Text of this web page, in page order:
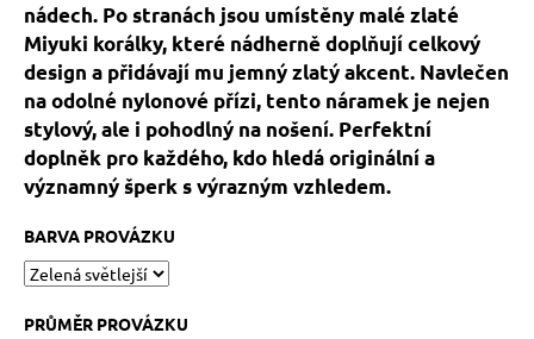
nádech. Po stranách jsou umístěny malé zlaté
Miyuki korálky, které nádherně doplňují celkový
design a přidávají mu jemný zlatý akcent. Navlečen
na odolné nylonové přízi, tento náramek je nejen
stylový, ale i pohodlný na nošení. Perfektní
doplněk pro každého, kdo hledá originální a
významný šperk s výrazným vzhledem.
BARVA PROVÁZKU
PRŮMĚR PROVÁZKU
D
o
p
o
r
u
č
u
j
e
e